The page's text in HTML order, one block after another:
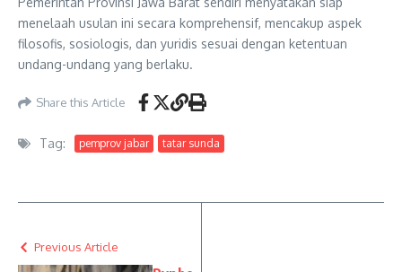
menelaah usulan ini secara komprehensif, mencakup aspek
filosofis, sosiologis, dan yuridis sesuai dengan ketentuan
undang-undang yang berlaku.
Share this Article
Tag: pemprov jabar tatar sunda
Previous Article